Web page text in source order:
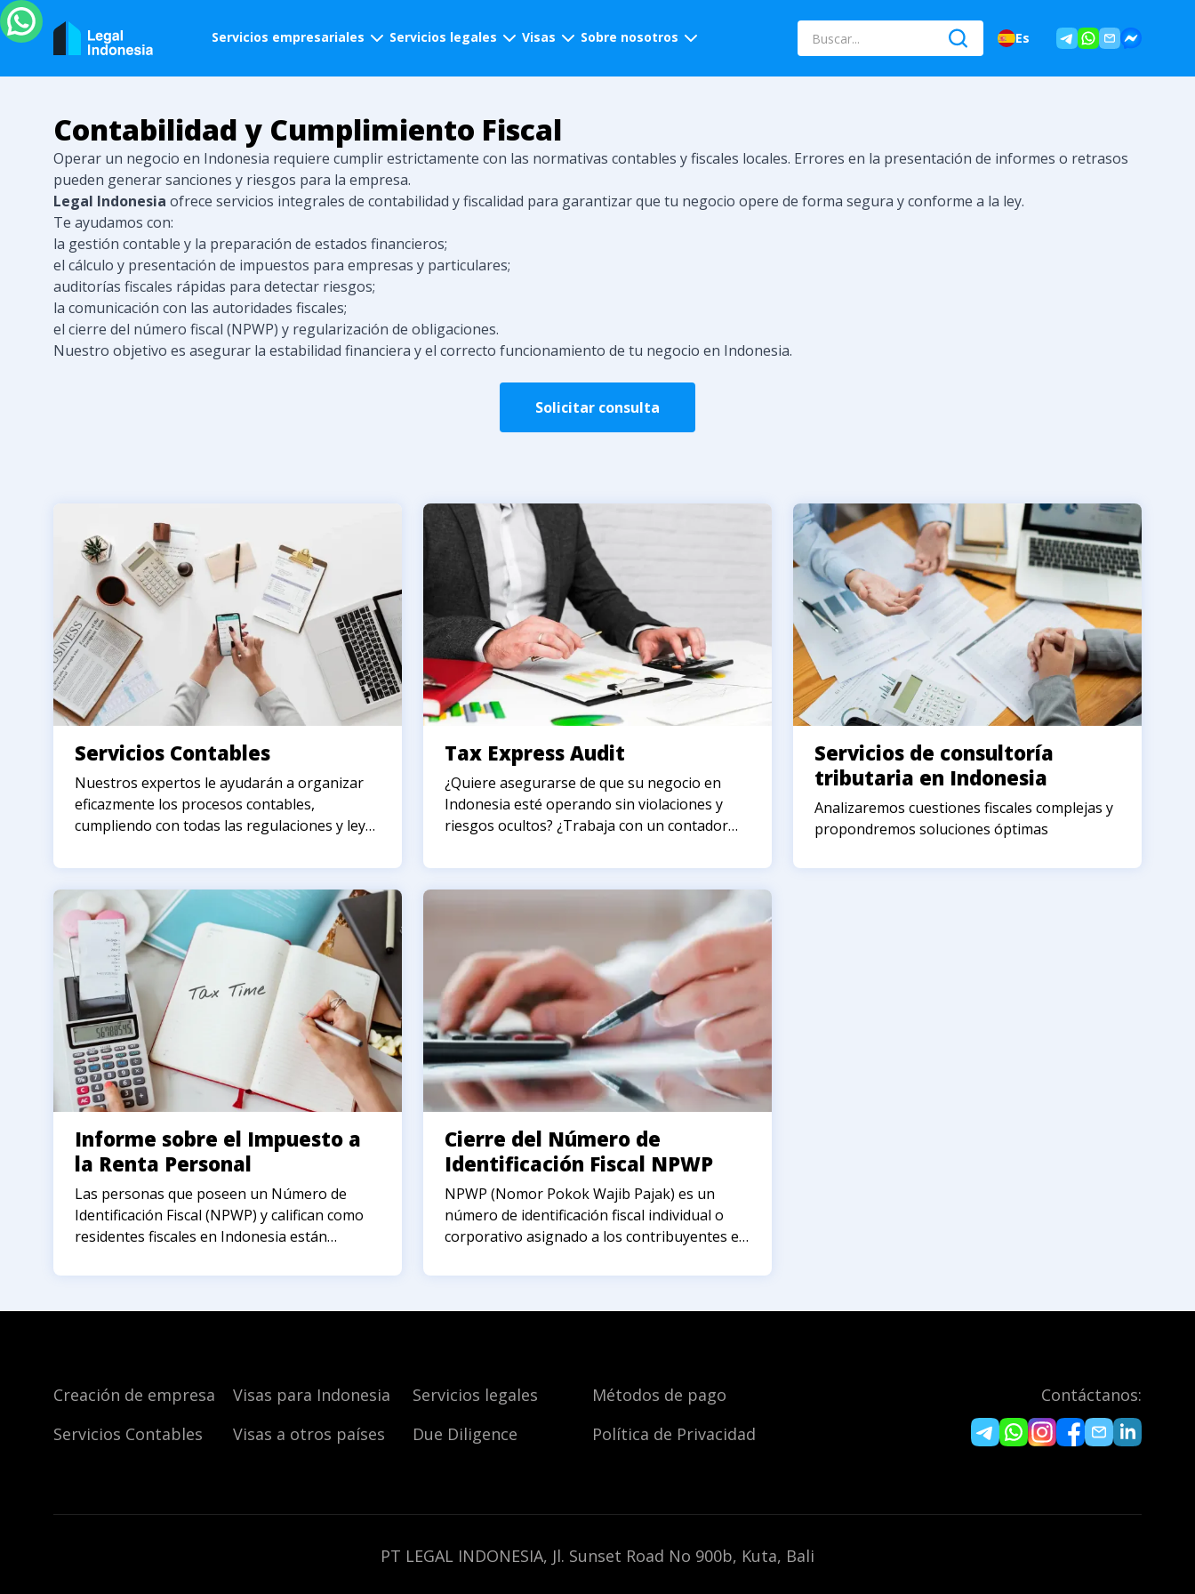
Servicios empresariales Servicios legales Visas Sobre nosotros Es
Contabilidad y Cumplimiento Fiscal
Operar un negocio en Indonesia requiere cumplir estrictamente con las normativas contables y fiscales locales. Errores en la presentación de informes o retrasos
pueden generar sanciones y riesgos para la empresa.
Legal Indonesia ofrece servicios integrales de contabilidad y fiscalidad para garantizar que tu negocio opere de forma segura y conforme a la ley.
Te ayudamos con:
la gestión contable y la preparación de estados financieros;
el cálculo y presentación de impuestos para empresas y particulares;
auditorías fiscales rápidas para detectar riesgos;
la comunicación con las autoridades fiscales;
el cierre del número fiscal (NPWP) y regularización de obligaciones.
Nuestro objetivo es asegurar la estabilidad financiera y el correcto funcionamiento de tu negocio en Indonesia.
Solicitar consulta
Servicios Contables
Nuestros expertos le ayudarán a organizar
eficazmente los procesos contables,
cumpliendo con todas las regulaciones y leyes
responsabilidades fiscales.
Tax Express Audit
¿Quiere asegurarse de que su negocio en
Indonesia esté operando sin violaciones y
riesgos ocultos? ¿Trabaja con un contador
trabajo?
Servicios de consultoría
tributaria en Indonesia
Analizaremos cuestiones fiscales complejas y
propondremos soluciones óptimas
Informe sobre el Impuesto a
la Renta Personal
Las personas que poseen un Número de
Identificación Fiscal (NPWP) y califican como
residentes fiscales en Indonesia están
del impuesto a la renta personal (SPT
Cierre del Número de
Identificación Fiscal NPWP
NPWP (Nomor Pokok Wajib Pajak) es un
número de identificación fiscal individual o
corporativo asignado a los contribuyentes en
residencia fiscal o salir del país, es necesario
Contáctanos:
Creación de empresa Visas para Indonesia Servicios legales
Métodos de pago
Servicios Contables
Visas a otros países Due Diligence Política de Privacidad
PT LEGAL INDONESIA, Jl. Sunset Road No 900b, Kuta, Bali